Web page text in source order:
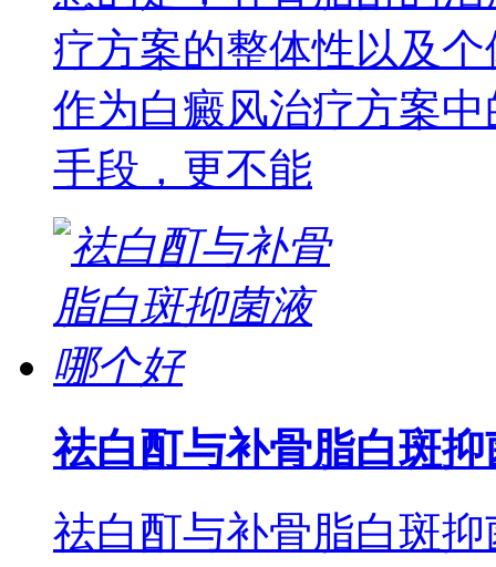
疗方案的整体性以及
作为白癜风治疗方案
手段，更不能
祛白酊与补骨脂白斑
祛白酊与补骨脂白斑